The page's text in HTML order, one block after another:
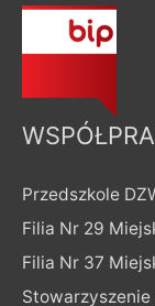
Przedszkole
Filia Nr 29
Filia Nr 37
Stowarzyszenie